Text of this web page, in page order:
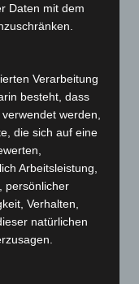
Daten mit dem
Verarbeitung
besteht, dass
werden,
die sich auf eine
Arbeitsleistung,
persönlicher
Verhalten,
natürlichen